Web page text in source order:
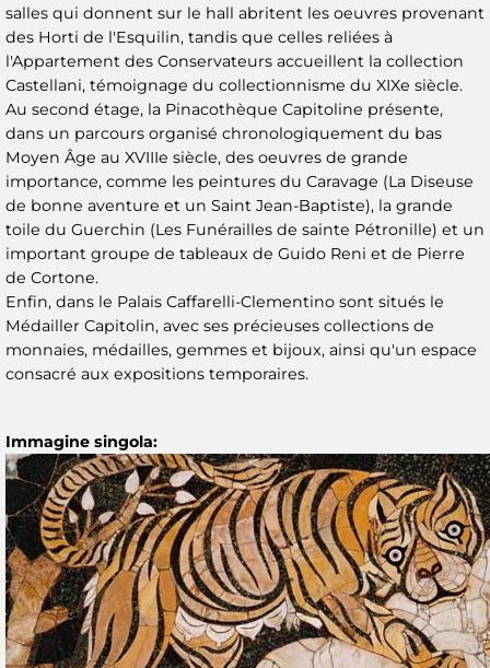
salles qui donnent sur le hall abritent les oeuvres provenant
des Horti de l'Esquilin, tandis que celles reliées à
l'Appartement des Conservateurs accueillent la collection
Castellani, témoignage du collectionnisme du XIXe siècle.
Au second étage, la Pinacothèque Capitoline présente,
dans un parcours organisé chronologiquement du bas
Moyen Âge au XVIIIe siècle, des oeuvres de grande
importance, comme les peintures du Caravage (La Diseuse
de bonne aventure et un Saint Jean-Baptiste), la grande
toile du Guerchin (Les Funérailles de sainte Pétronille) et un
important groupe de tableaux de Guido Reni et de Pierre
de Cortone.
Enfin, dans le Palais Caffarelli-Clementino sont situés le
Médailler Capitolin, avec ses précieuses collections de
monnaies, médailles, gemmes et bijoux, ainsi qu'un espace
consacré aux expositions temporaires.
Immagine singola: